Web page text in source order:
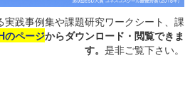
実践事例集や課題研究ワークシート、課
のページからダウンロード・閲覧できま
す。 是非ご覧下さい。